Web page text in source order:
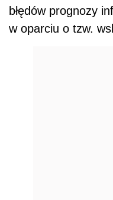
błędów prognozy
w oparciu o tzw.